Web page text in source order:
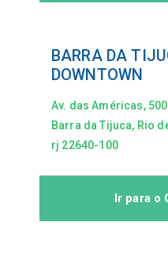
BARRA DA
DOWNTOWN
Av. das Américas,
Barra da Tijuca, Rio
rj 22640-100
Ir para o